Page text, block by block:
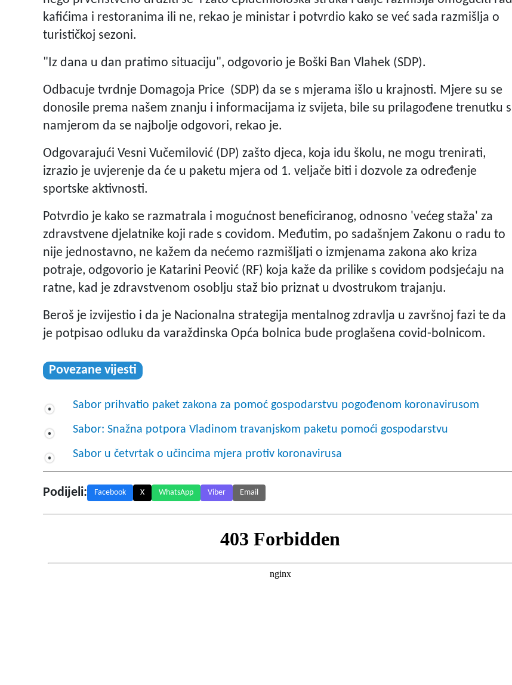
kafićima i restoranima ili ne, rekao je ministar i potvrdio kako se već sada razmišlja o
turističkoj sezoni.
"Iz dana u dan pratimo situaciju", odgovorio je Boški Ban Vlahek (SDP).
Odbacuje tvrdnje Domagoja Price (SDP) da se s mjerama išlo u krajnosti. Mjere su se
donosile prema našem znanju i informacijama iz svijeta, bile su prilagođene trenutku s
namjerom da se najbolje odgovori, rekao je.
Odgovarajući Vesni Vučemilović (DP) zašto djeca, koja idu školu, ne mogu trenirati,
izrazio je uvjerenje da će u paketu mjera od 1. veljače biti i dozvole za određenje
sportske aktivnosti.
Potvrdio je kako se razmatrala i mogućnost beneficiranog, odnosno 'većeg staža' za
zdravstvene djelatnike koji rade s covidom. Međutim, po sadašnjem Zakonu o radu to
nije jednostavno, ne kažem da nećemo razmišljati o izmjenama zakona ako kriza
potraje, odgovorio je Katarini Peović (RF) koja kaže da prilike s covidom podsjećaju na
ratne, kad je zdravstvenom osoblju staž bio priznat u dvostrukom trajanju.
Beroš je izvijestio i da je Nacionalna strategija mentalnog zdravlja u završnoj fazi te da
je potpisao odluku da varaždinska Opća bolnica bude proglašena covid-bolnicom.
Povezane vijesti
Sabor prihvatio paket zakona za pomoć gospodarstvu pogođenom koronavirusom
Sabor: Snažna potpora Vladinom travanjskom paketu pomoći gospodarstvu
Sabor u četvrtak o učincima mjera protiv koronavirusa
Podijeli: Facebook X WhatsApp Viber Email